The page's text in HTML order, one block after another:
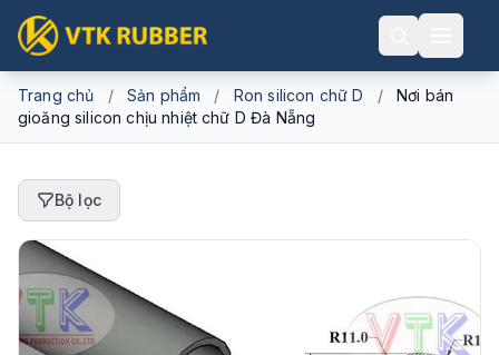
Trang chủ / Sản phẩm / Ron silicon chữ D /
Nơi bán
gioăng silicon chịu nhiệt chữ D Đà Nẵng
Bộ lọc